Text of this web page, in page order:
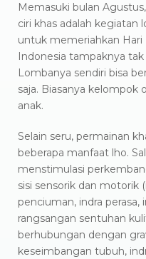
Memasuki bulan
ciri khas adalah kegiatan
untuk memeriahkan Hari
Indonesia tampaknya
Lombanya sendiri bisa
saja. Biasanya kelompok
anak.
Selain seru, permainan
beberapa manfaat lho.
menstimulasi
sisi sensorik dan motorik
penciuman, indra perasa,
rangsangan sentuhan
berhubungan dengan
keseimbangan tubuh,